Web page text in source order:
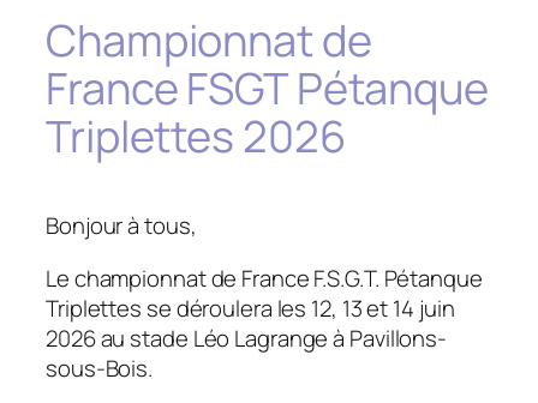
Championnat de
France FSGT Pétanque
Triplettes 2026
Bonjour à tous,
Le championnat de France F.S.G.T. Pétanque
Triplettes se déroulera les 12, 13 et 14 juin
2026 au stade Léo Lagrange à Pavillons-
sous-Bois.